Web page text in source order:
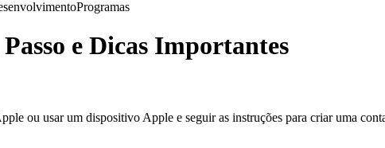
Programas
e Dicas Importantes
ou usar um dispositivo Apple e seguir as instruções para criar uma